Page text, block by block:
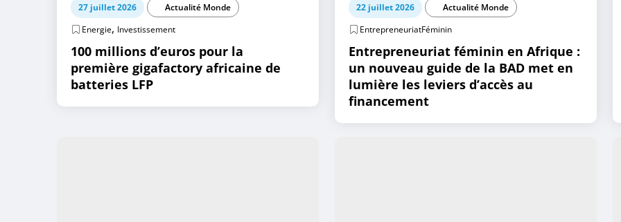
27 juillet 2026
Actualité Monde
Energie, Investissement
100 millions d’euros pour la
première gigafactory africaine de
batteries LFP
22 juillet 2026
Actualité Monde
EntrepreneuriatFéminin
Entrepreneuriat féminin en Afrique :
un nouveau guide de la BAD met en
lumière les leviers d’accès au
financement